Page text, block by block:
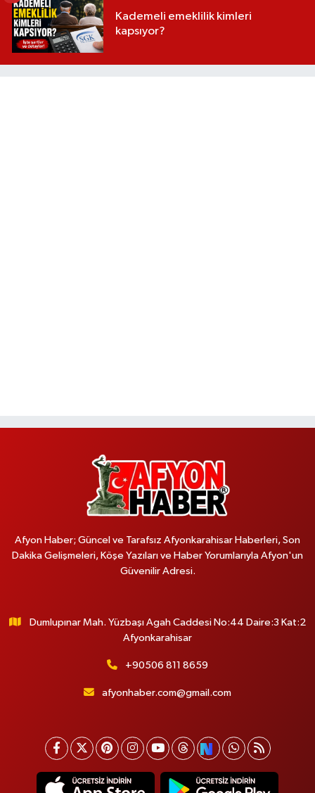
Kademeli emeklilik kimleri
kapsıyor?
Afyon Haber; Güncel ve Tarafsız Afyonkarahisar Haberleri, Son
Dakika Gelişmeleri, Köşe Yazıları ve Haber Yorumlarıyla Afyon'un
Güvenilir Adresi.
Dumlupınar Mah. Yüzbaşı Agah Caddesi No:44 Daire:3 Kat:2
Afyonkarahisar
+90506 811 8659
afyonhaber.com@gmail.com